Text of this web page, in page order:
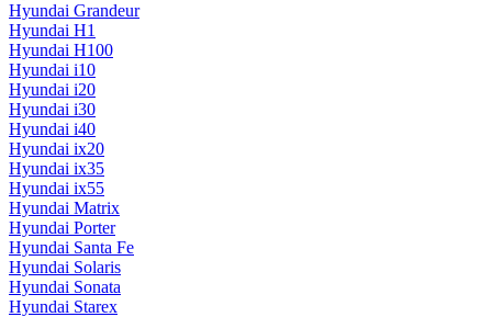
Hyundai Grandeur
Hyundai H1
Hyundai H100
Hyundai i10
Hyundai i20
Hyundai i30
Hyundai i40
Hyundai ix20
Hyundai ix35
Hyundai ix55
Hyundai Matrix
Hyundai Porter
Hyundai Santa Fe
Hyundai Solaris
Hyundai Sonata
Hyundai Starex